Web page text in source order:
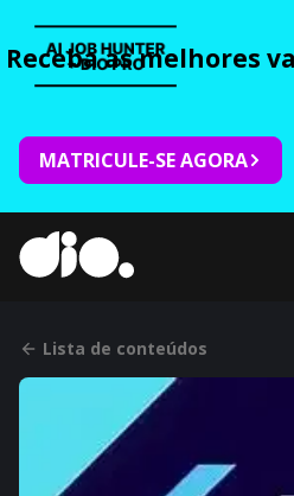
Receba as melhores
MATRICULE-SE AGORA
Lista de conteúdos